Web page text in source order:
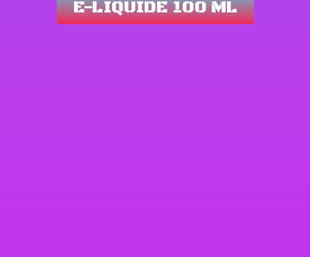
E-LIQUIDE 100 ML